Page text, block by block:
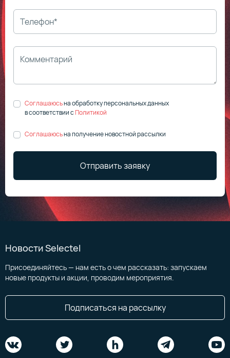
Соглашаюсьна обработку персональных данных
в соответствиисПолитикой
Соглашаюсьна получение новостной рассылки
Отправить заявку
Новости Selectel
Присоединяйтесь — нам есть о чем рассказать: запускаем
новые продукты и акции, проводим мероприятия.
Подписаться на рассылку